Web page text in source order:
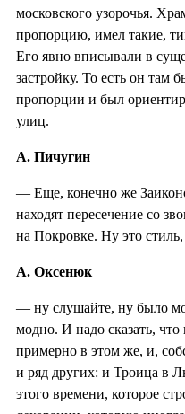
московского узорочья.
пропорцию, имел такие,
Его явно вписывали в
застройку. То есть он там
пропорции и был
улиц.
А. Пичугин
— Еще, конечно же
находят пересечение со
на Покровке. Ну это стиль,
А. Оксенюк
— ну слушайте, ну было
модно. И надо сказать,
примерно в этом же, и,
и ряд других: и Троица в
этого времени, которое